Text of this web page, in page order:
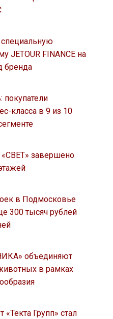
JETOUR FINANCE на
бренда
покупатели
класса в 9 из 10
завершено
в Подмосковье
300 тысяч рублей
объединяют
в рамках
Групп» стал